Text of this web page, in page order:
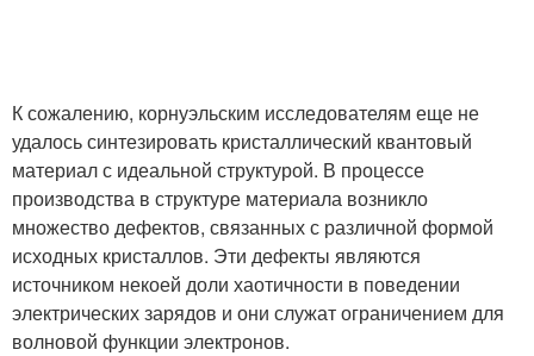
К сожалению, корнуэльским исследователям еще не
удалось синтезировать кристаллический квантовый
материал с идеальной структурой. В процессе
производства в структуре материала возникло
множество дефектов, связанных с различной формой
исходных кристаллов. Эти дефекты являются
источником некоей доли хаотичности в поведении
электрических зарядов и они служат ограничением для
волновой функции электронов.